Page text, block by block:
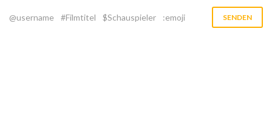
@username #Filmtitel $Schauspieler :emoji